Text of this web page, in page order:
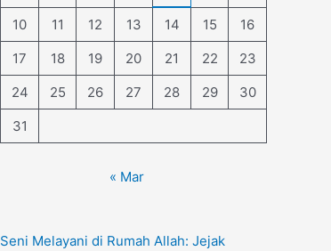
10 11 12 13 14 15
16
17
18 19 20 21 22
23
24
25 26 27 28 29
30
31
« Mar
Seni Melayani di Rumah Allah: Jejak